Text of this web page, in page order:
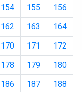
154 155
156
162 163
164
170 171
172
178 179
180
186 187
188